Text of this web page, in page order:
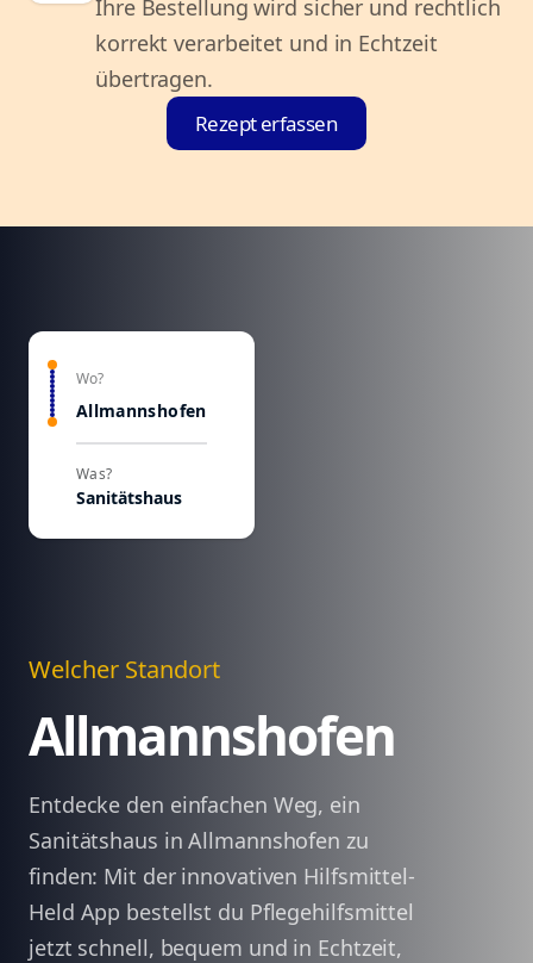
Ihre Bestellung wird sicher und rechtlich
korrekt verarbeitet und in Echtzeit
übertragen.
Rezept erfassen
Wo?
Allmannshofen
Was?
Sanitätshaus
Welcher Standort
Allmannshofen
Entdecke den einfachen Weg, ein
Sanitätshaus in Allmannshofen zu
finden: Mit der innovativen Hilfsmittel-
Held App bestellst du Pflegehilfsmittel
jetzt schnell, bequem und in Echtzeit,